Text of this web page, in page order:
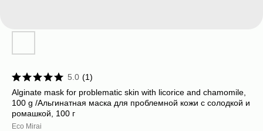
5.0 (1)
Alginate mask for problematic skin with licorice and chamomile,
100 g /Альгинатная маска для проблемной кожи с солодкой и
ромашкой, 100 г
Eco Mirai